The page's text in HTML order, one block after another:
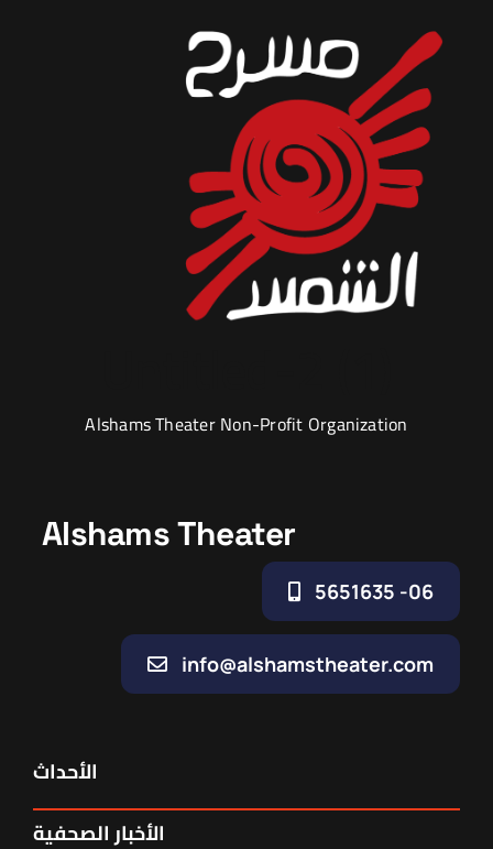
Alshams Theater Non-Profit Organization
Alshams Theater
06- 5651635
info@alshamstheater.com
الأحداث
الأخبار الصحفية